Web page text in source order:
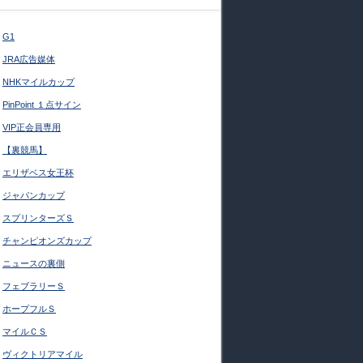
G1
JRA広告媒体
NHKマイルカップ
PinPoint １点サイン
VIP正会員専用
【裏競馬】
エリザベス女王杯
ジャパンカップ
スプリンターズＳ
チャンピオンズカップ
ニュースの裏側
フェブラリーＳ
ホープフルＳ
マイルＣＳ
ヴィクトリアマイル